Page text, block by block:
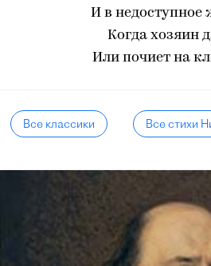
И в
Когда хозяин
Или почиет на
Все классики Все стихи